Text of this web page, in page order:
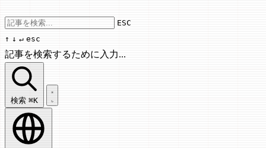
Use arrow keys to navigate results,
ESC
↑ ↓ ↵ esc
記事を検索するために入力...
記事を検索...
検索 ⌘K